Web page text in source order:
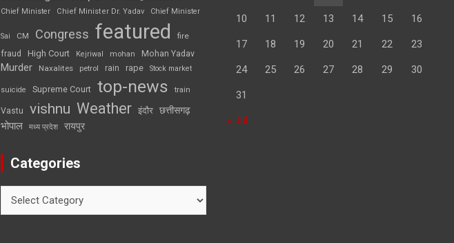
Chief Minister
Chief Minister Dr. Yadav Chief Minister
Sai CM Congress featured
fire
fraud
High Court Kejriwal mohan Mohan Yadav
Murder Naxalites petrol rain rape Stock market
suicide Supreme Court top-news train
Vastu vishnu Weather इंदौर छत्तीसगढ़
भोपाल मध्य प्रदेश रायपुर
Categories
10 11 12 13 14 15 16
17 18 19 20 21 22 23
24 25 26 27 28 29 30
31
« Jul